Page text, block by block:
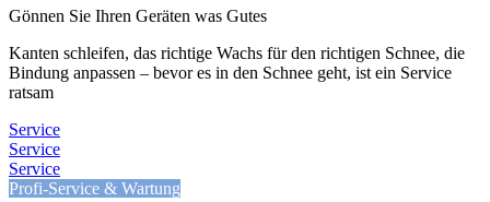
Gönnen Sie Ihren Geräten was Gutes
Kanten schleifen, das richtige Wachs für den richtigen Schnee, die
Bindung anpassen – bevor es in den Schnee geht, ist ein Service
ratsam
Service
Service
Service
Profi-Service & Wartung